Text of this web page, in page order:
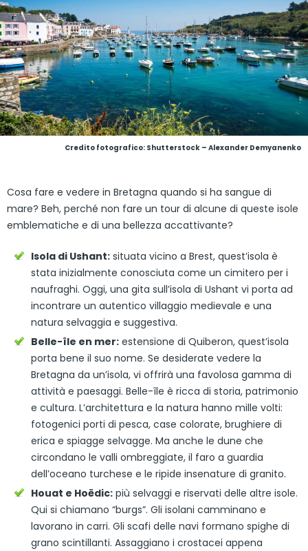
Credito fotografico: Shutterstock – Alexander Demyanenko
Cosa fare e vedere in Bretagna quando si ha sangue di
mare? Beh, perché non fare un tour di alcune di queste isole
emblematiche e di una bellezza accattivante?
Isola di Ushant: situata vicino a Brest, quest’isola è
stata inizialmente conosciuta come un cimitero per i
naufraghi. Oggi, una gita sull’isola di Ushant vi porta ad
incontrare un autentico villaggio medievale e una
natura selvaggia e suggestiva.
Belle-île en mer: estensione di Quiberon, quest’isola
porta bene il suo nome. Se desiderate vedere la
Bretagna da un’isola, vi offrirà una favolosa gamma di
attività e paesaggi. Belle-île è ricca di storia, patrimonio
e cultura. L’architettura e la natura hanno mille volti:
fotogenici porti di pesca, case colorate, brughiere di
erica e spiagge selvagge. Ma anche le dune che
circondano le valli ombreggiate, il faro a guardia
dell’oceano turchese e le ripide insenature di granito.
Houat e Hoëdic: più selvaggi e riservati delle altre isole.
Qui si chiamano “burgs”. Gli isolani camminano e
lavorano in carri. Gli scafi delle navi formano spighe di
grano scintillanti. Assaggiano i crostacei appena